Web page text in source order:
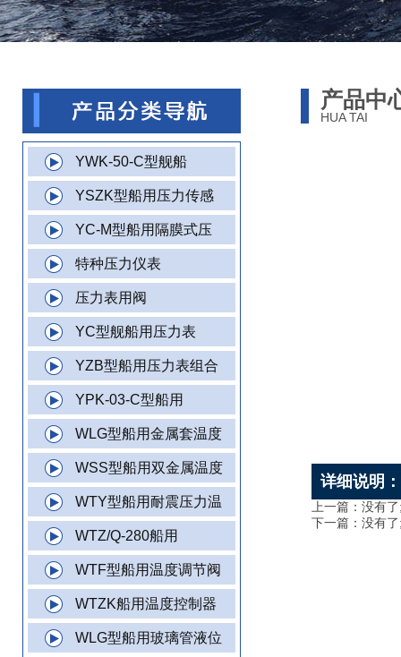
YWK-50-C型舰船
YSZK型船用压力传感
YC-M型船用隔膜式压
特种压力仪表
压力表用阀
YC型舰船用压力表
YZB型船用压力表组合
YPK-03-C型船用
WLG型船用金属套温度
WSS型船用双金属温度
WTY型船用耐震压力温
WTZ/Q-280船用
WTF型船用温度调节阀
WTZK船用温度控制器
WLG型船用玻璃管液位
产品中
HUA TAI
详细说明：
上一篇：没有
下一篇：没有